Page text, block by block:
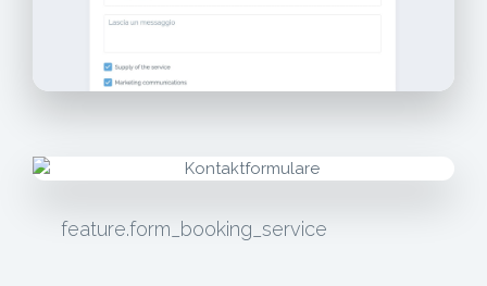
feature.form_booking_service